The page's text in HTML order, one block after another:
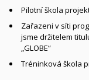
Pilotní škola
Zařazeni v síti
jsme držitelem
„GLOBE“
Tréninková škola